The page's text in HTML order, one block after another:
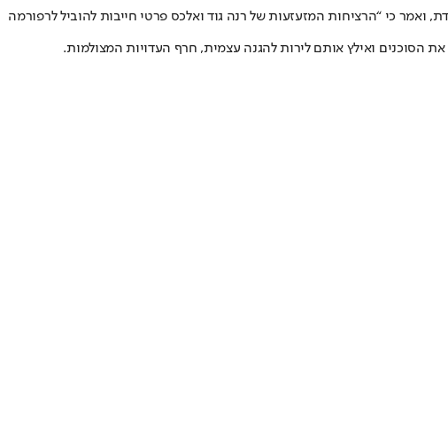
כי “הרציחות המזעזעות של רנה גוד ואלכס פרטי חייבות להוביל לרפורמה
את הסוכנים ואילץ אותם לירות להגנה עצמית, חרף העדויות המצולמות.